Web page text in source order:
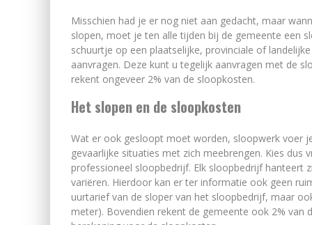
Misschien had je er nog niet aan gedacht, maar
slopen, moet je ten alle tijden bij de gemeente een
schuurtje op een plaatselijke, provinciale of
aanvragen. Deze kunt u tegelijk aanvragen met de
rekent ongeveer 2% van de sloopkosten.
Het slopen en de sloopkosten
Wat er ook gesloopt moet worden, sloopwerk voer
gevaarlijke situaties met zich meebrengen. Kies
professioneel sloopbedrijf. Elk sloopbedrijf hanteert
variëren. Hierdoor kan er ter informatie ook geen
uurtarief van de sloper van het sloopbedrijf, maar
meter). Bovendien rekent de gemeente ook 2%